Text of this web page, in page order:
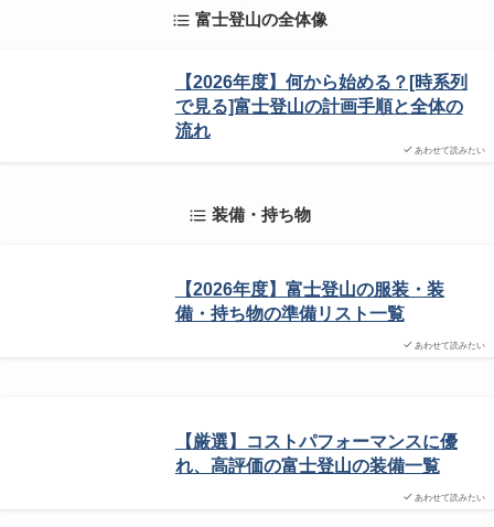
富士登山の全体像
あわせて読みたい
【2026年度】何から始める？[時系列
で見る]富士登山の計画手順と全体の
流れ
装備・持ち物
あわせて読みたい
【2026年度】富士登山の服装・装
備・持ち物の準備リスト一覧
あわせて読みたい
【厳選】コストパフォーマンスに優
れ、高評価の富士登山の装備一覧